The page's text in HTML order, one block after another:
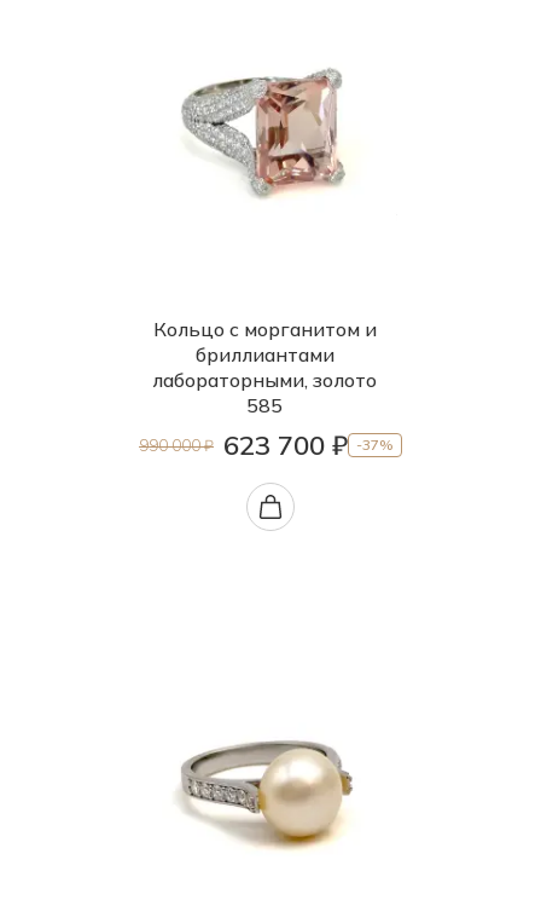
Кольцо с морганитом и
бриллиантами
лабораторными, золото
585
990 000 ₽ 623 700 ₽ -37%